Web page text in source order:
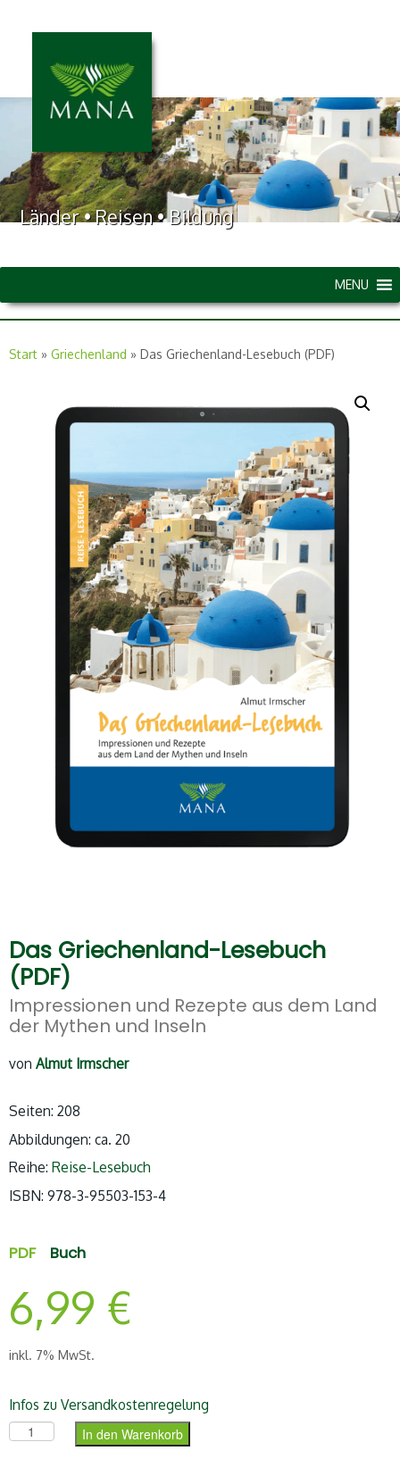
Länder • Reisen • Bildung
MENU
Start » Griechenland » Das Griechenland-Lesebuch (PDF)
Das Griechenland-Lesebuch
(PDF)
Impressionen und Rezepte aus dem Land
der Mythen und Inseln
von Almut Irmscher
Seiten: 208
Abbildungen: ca. 20
Reihe: Reise-Lesebuch
ISBN: 978-3-95503-153-4
PDF Buch
6,99 €
inkl. 7% MwSt.
Infos zu Versandkostenregelung
Das Griechenland-Lesebuch (PDF) Menge
In den Warenkorb